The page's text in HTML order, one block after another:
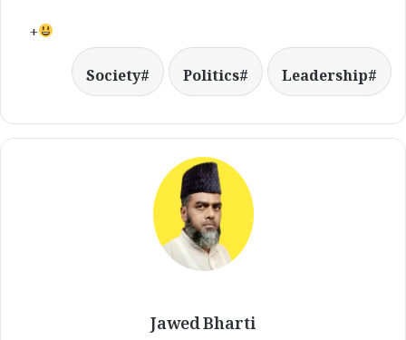
+
Leadership
Politics
Society
Jawed Bharti